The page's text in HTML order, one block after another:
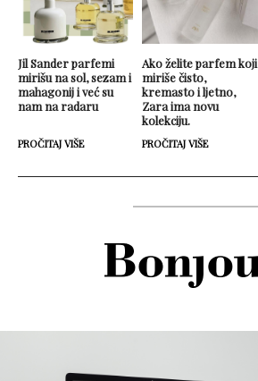
Jil Sander parfemi
mirišu na sol, sezam i
mahagonij i već su
nam na radaru
PROČITAJ VIŠE
Ako želite parfem koji
miriše čisto,
kremasto i ljetno,
Zara ima novu
kolekciju.
PROČITAJ VIŠE